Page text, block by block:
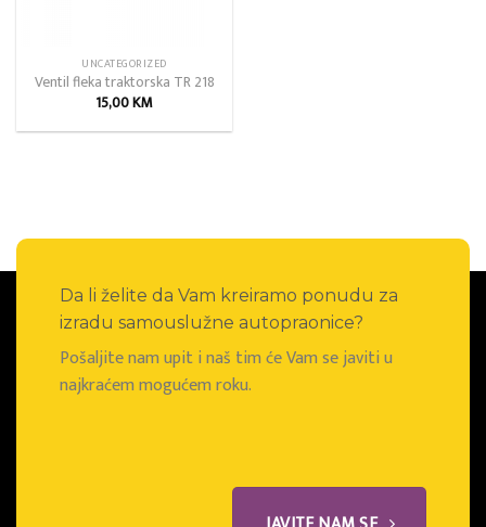
UNCATEGORIZED
Ventil fleka traktorska TR 218
15,00KM
Da li želite da Vam kreiramo ponudu za
izradu samouslužne autopraonice?
Pošaljite nam upit i naš tim će Vam se javiti u
najkraćem mogućem roku.